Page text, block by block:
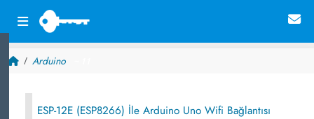
Arduino
ESP-12E (ESP8266) İle Arduino Uno Wifi Bağlantısı